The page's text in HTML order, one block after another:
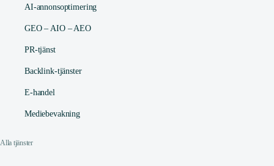
AI-annonsoptimering
GEO – AIO – AEO
PR-tjänst
Backlink-tjänster
E-handel
Mediebevakning
Alla tjänster